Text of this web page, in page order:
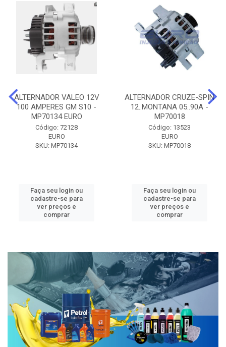
ALTERNADOR VALEO 12V
100 AMPERES GM S10 -
MP70134 EURO
Código: 72128
EURO
SKU: MP70134
Faça seu login ou
cadastre-se para
ver preços e
comprar
ALTERNADOR CRUZE-SPIN
12..MONTANA 05..90A -
MP70018
Código: 13523
EURO
SKU: MP70018
Faça seu login ou
cadastre-se para
ver preços e
comprar